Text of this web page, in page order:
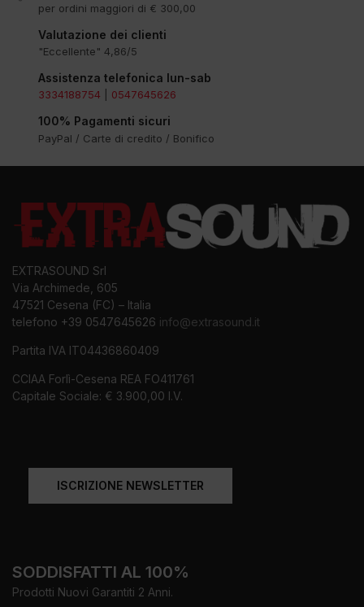
per ordini maggiori di € 300,00
Valutazione dei clienti
"Eccellente" 4,86/5
Assistenza telefonica lun-sab
3334188754 0547645626
100% Pagamenti sicuri
PayPal / Carte di credito / Bonifico
EXTRASOUND Srl
Via Archimede, 605
47521 Cesena (FC) – Italia
telefono +39 0547645626 info@extrasound.it
Partita IVA IT04436860409
CCIAA Forlì-Cesena REA FO411761
Capitale Sociale: € 3.900,00 I.V.
ISCRIZIONE NEWSLETTER
SODDISFATTI AL 100%
Prodotti Nuovi Garantiti 2 Anni.